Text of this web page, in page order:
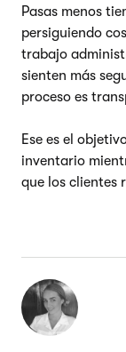
Pasas menos
persiguiendo
trabajo
sienten más
proceso es
Ese es el
inventario
que los clientes